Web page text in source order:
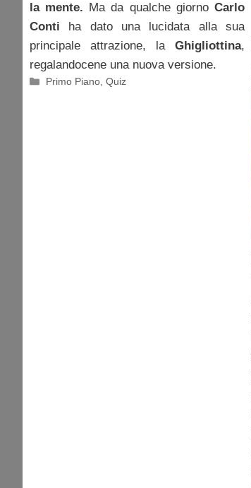
la mente. Ma da qualche giornoCarlo
Conti ha dato una lucidata alla sua
principale attrazione, laGhigliottina,
regalandocene una nuova versione.
Categorie
Primo Piano,Quiz